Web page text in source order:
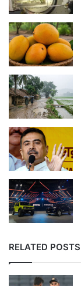
RELATED POSTS